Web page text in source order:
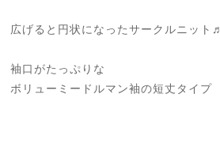
広げると円状になったサークルニット♬
袖口がたっぷりな
ボリューミードルマン袖の短丈タイプ